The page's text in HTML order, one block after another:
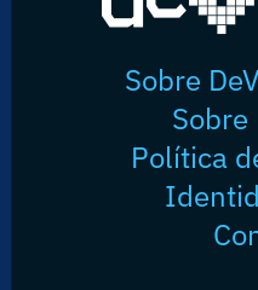
Sobre
Sobre
Política